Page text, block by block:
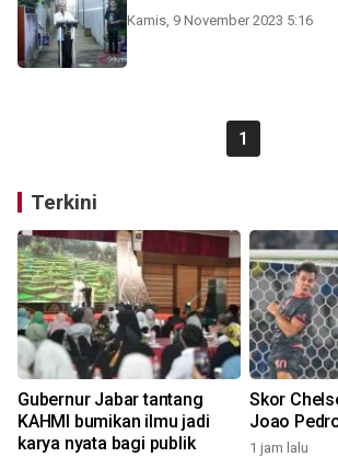
Kamis, 9 November 2023 5:16
1
Terkini
Gubernur Jabar tantang
KAHMI bumikan ilmu jadi
karya nyata bagi publik
Skor
Joao
1 jam lalu